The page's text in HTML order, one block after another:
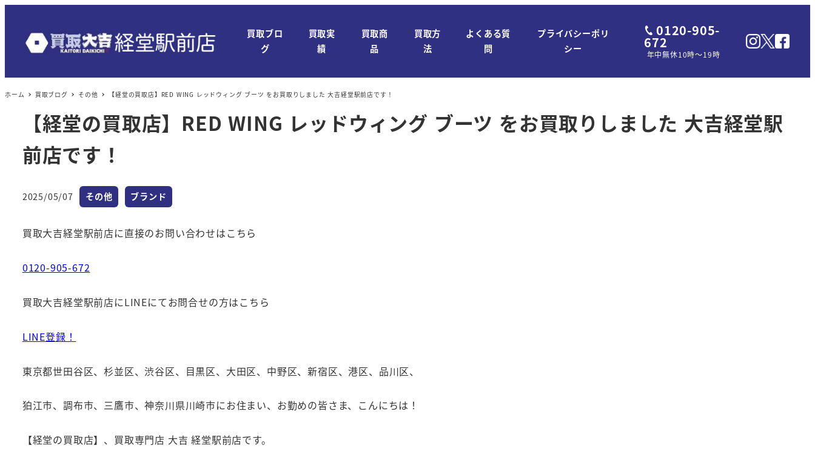
買取ブロ
グ
買取実
績
買取商
品
買取方
法
よくある質
問
プライバシーポリ
シー
0120-905-
672
年中無休10時～19時
ホーム 買取ブログ その他 【経堂の買取店】RED WING レッドウィング ブーツ をお買取りしました 大吉経堂駅前店です！
【経堂の買取店】RED WING レッドウィング ブーツ をお買取りしました 大吉経堂駅
前店です！
投稿日
2025/05/07 カテゴリー
その他 カテゴリー
ブランド
買取大吉経堂駅前店に直接のお問い合わせはこちら
0120-905-672
買取大吉経堂駅前店にLINEにてお問合せの方はこちら
LINE登録！
東京都世田谷区、杉並区、渋谷区、目黒区、大田区、中野区、新宿区、港区、品川区、
狛江市、調布市、三鷹市、神奈川県川崎市にお住まい、お勤めの皆さま、こんにちは！
【経堂の買取店】、買取専門店 大吉 経堂駅前店です。